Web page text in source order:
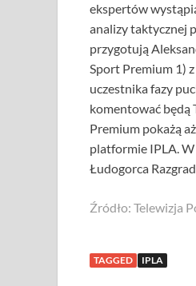
ekspertów
analizy taktycznej
przygotują
Sport Premium 1)
uczestnika fazy
komentować będą
Premium pokażą
platformie IPLA.
Łudogorca
Źródło: Telewizja
TAGGED IPLA